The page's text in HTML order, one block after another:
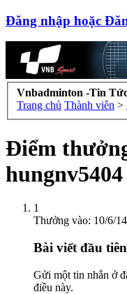
Đăng nhập hoặc
Vnbadminton -Tin
Trang chủ Thành viên >
Điểm
hungnv5404
1
Thưởng vào: 10/6/14
Bài viết đầu
Gửi một tin nhắn ở
điều này.